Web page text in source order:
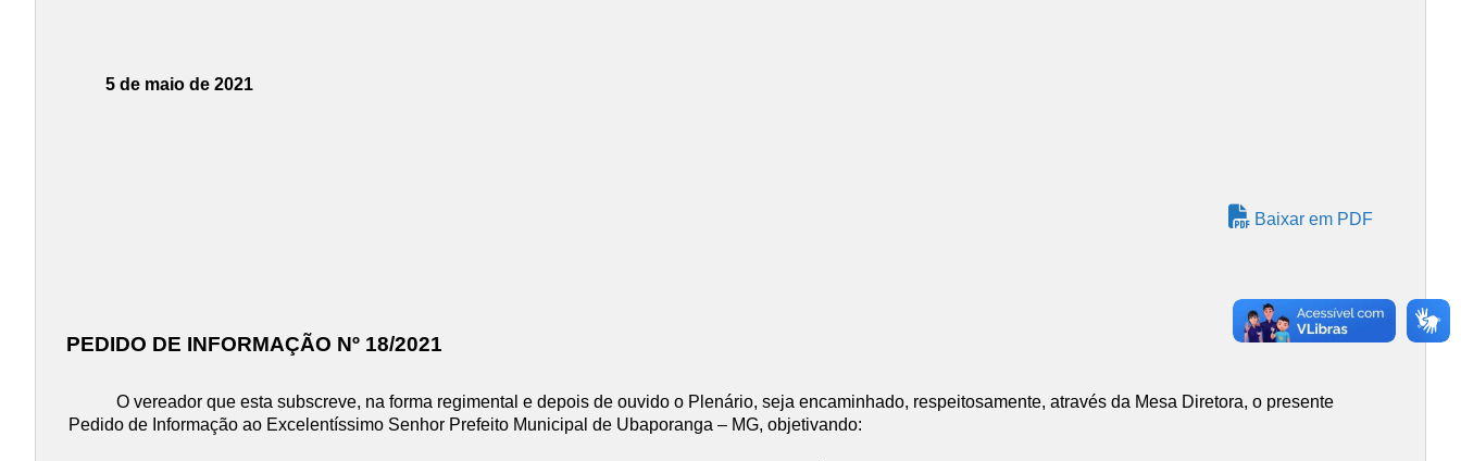
5 de maio de 2021
Baixar em PDF
PEDIDO DE INFORMAÇÃO Nº 18/2021
O vereador que esta subscreve, na forma regimental e depois de ouvido o Plenário, seja encaminhado, respeitosamente, através da Mesa Diretora, o presente
Pedido de Informação ao Excelentíssimo Senhor Prefeito Municipal de Ubaporanga – MG, objetivando: